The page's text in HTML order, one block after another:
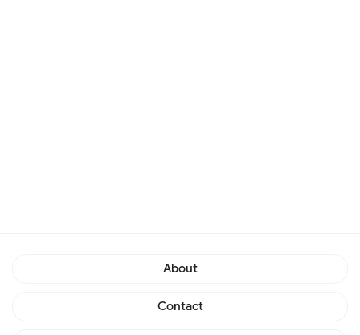
About
Contact